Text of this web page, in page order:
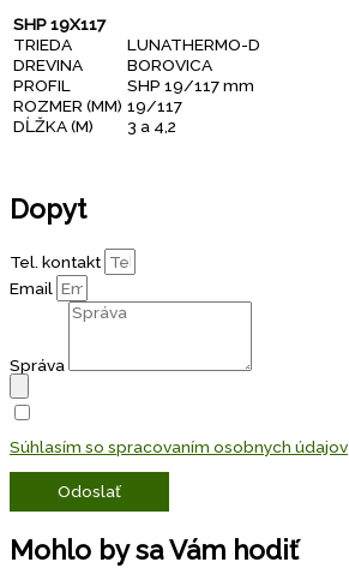
SHP 19X117
TRIEDA
LUNATHERMO-D
DREVINA
BOROVICA
PROFIL
SHP 19/117 mm
ROZMER (MM) 19/117
DĹŽKA (M)
3 a 4,2
Dopyt
Tel. kontakt
Email
Správa
Súhlasím so spracovaním osobnych údajov
Odoslať
Mohlo by sa Vám hodiť